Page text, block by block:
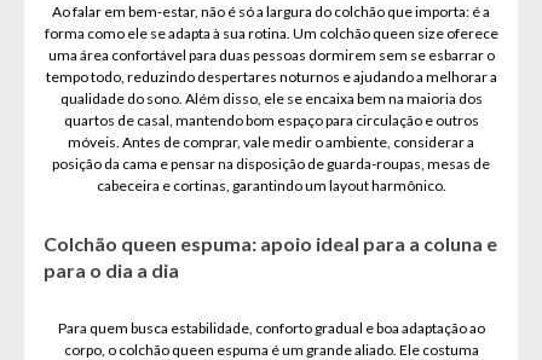
Ao falar em bem-estar, não é só a largura do colchão que importa: é a
forma como ele se adapta à sua rotina. Um colchão queen size oferece
uma área confortável para duas pessoas dormirem sem se esbarrar o
tempo todo, reduzindo despertares noturnos e ajudando a melhorar a
qualidade do sono. Além disso, ele se encaixa bem na maioria dos
quartos de casal, mantendo bom espaço para circulação e outros
móveis. Antes de comprar, vale medir o ambiente, considerar a
posição da cama e pensar na disposição de guarda-roupas, mesas de
cabeceira e cortinas, garantindo um layout harmônico.
Colchão queen espuma: apoio ideal para a coluna e
para o dia a dia
Para quem busca estabilidade, conforto gradual e boa adaptação ao
corpo, o colchão queen espuma é um grande aliado. Ele costuma